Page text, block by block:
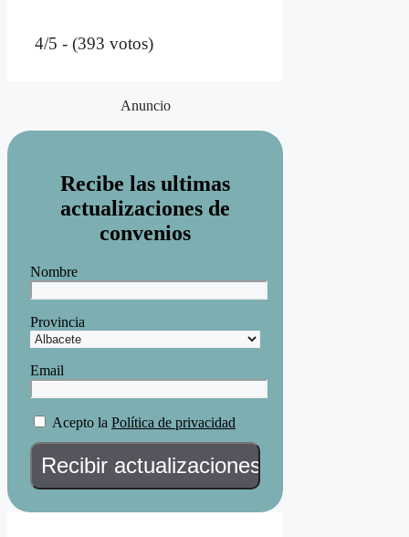
4/5 - (393 votos)
Anuncio
Recibe las ultimas
actualizaciones de
convenios
Nombre
Provincia
Email
Acepto la Política de privacidad